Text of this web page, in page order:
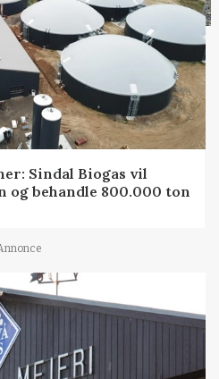
Sindal Biogas vil
og behandle 800.000 ton